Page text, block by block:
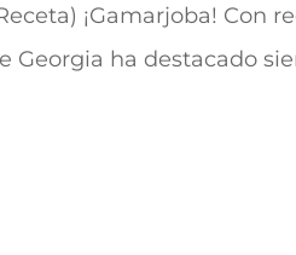
¡Gamarjoba! Con
Georgia ha destacado